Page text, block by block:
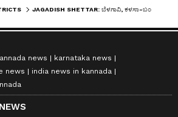
news
karnataka news
news
india news in kannada